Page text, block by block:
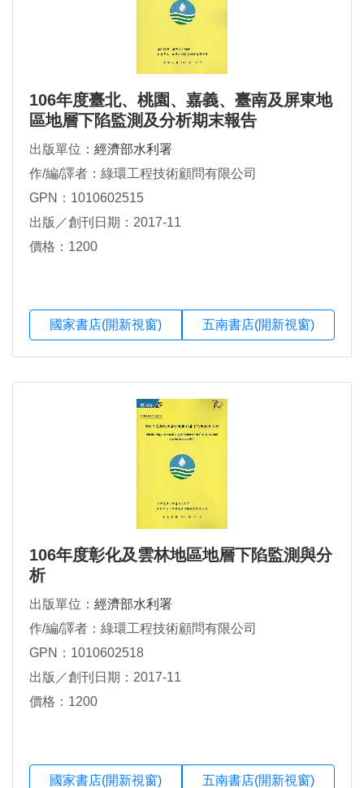
106年度臺北、桃園、嘉義、臺南及屏東地
區地層下陷監測及分析期末報告
出版單位： 經濟部水利署
作/編/譯者：綠環工程技術顧問有限公司
GPN：1010602515
出版／創刊日期：2017-11
價格：1200
國家書店(開新視窗) 五南書店(開新視窗)
106年度彰化及雲林地區地層下陷監測與分
析
出版單位： 經濟部水利署
作/編/譯者：綠環工程技術顧問有限公司
GPN：1010602518
出版／創刊日期：2017-11
價格：1200
國家書店(開新視窗) 五南書店(開新視窗)